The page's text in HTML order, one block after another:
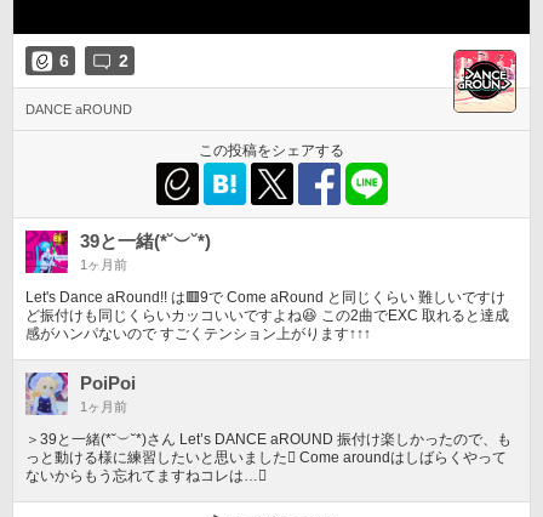
6 2
DANCE aROUND
この投稿をシェアする
39と一緒(*˘︶˘*)
1ヶ月前
Let's Dance aRound!! は🟥9で Come aRound と同じくらい 難しいですけ
ど振付けも同じくらいカッコいいですよね😆 この2曲でEXC 取れると達成
感がハンパないので すごくテンション上がります↑↑↑
PoiPoi
1ヶ月前
＞39と一緒(*˘︶˘*)さん Let’s DANCE aROUND 振付け楽しかったので、も
っと動ける様に練習したいと思いました󾌲 Come aroundはしばらくやって
ないからもう忘れてますねコレは…󾌺